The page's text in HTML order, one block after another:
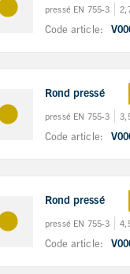
pressé EN 755-3
Code article:
Rond pressé
pressé EN 755-3
Code article:
Rond pressé
pressé EN 755-3
Code article: